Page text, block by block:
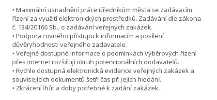
• Maximální usnadnění práce úředníkům města se zadávacím
řízení za využití elektronických prostředků. Zadávání dle zákona
č. 134/20166 Sb., o zadávání veřejných zakázek.
• Podpora rovného přístupu k informacím a posílení
důvěryhodnosti veřejného zadavatele.
• Veřejně dostupné informace o podmínkách výběrových řízení
přes internet rozšiřují okruh potencionálních dodavatelů.
• Rychle dostupná elektronická evidence veřejných zakázek a
souvisejících dokumentů šetří čas při jejich hledání.
• Zkrácení lhůt a doby potřebné k zadání zakázek.